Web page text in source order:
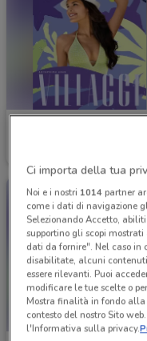
Ci importa della tua
Noi e i nostri 1014partner
come i dati di navigazione
Selezionando Accetto,
supportino gli scopi
dati da fornire". Nel caso in
disabilitate, alcuni
essere rilevanti. Puoi
modificare le tue scelte o
Mostra finalità in fondo
contesto del nostro Sito
l'Informativa sulla privacy.